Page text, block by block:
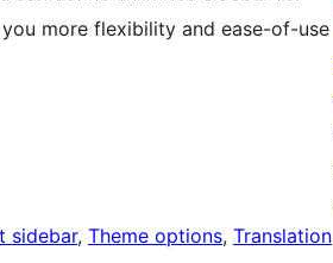
more flexibility and ease-of-use
sidebar, Theme options, Translation